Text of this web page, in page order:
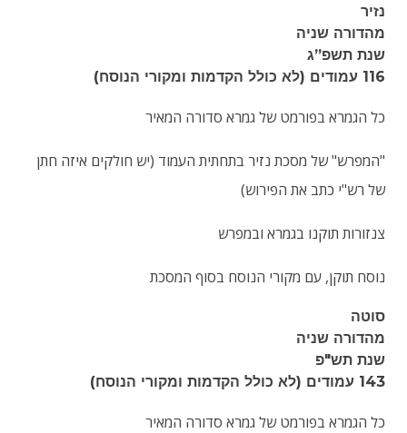
נזיר
מהדורה שניה
שנת תשפ”ג
116 עמודים (לא כולל הקדמות ומקורי הנוסח)
כל הגמרא בפורמט של גמרא סדורה המאיר
"המפרש" של מסכת נזיר בתחתית העמוד (יש חולקים איזה חתן
של רש"י כתב את הפירוש)
צנזורות תוקנו בגמרא ובמפרש
נוסח תוקן, עם מקורי הנוסח בסוף המסכת
סוטה
מהדורה שניה
שנת תש"פ
143 עמודים (לא כולל הקדמות ומקורי הנוסח)
כל הגמרא בפורמט של גמרא סדורה המאיר